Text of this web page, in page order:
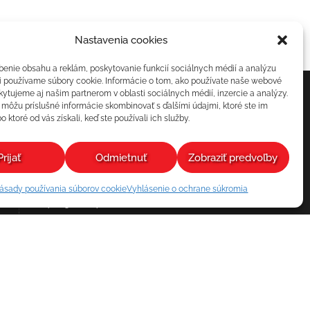
Nastavenia cookies
obsahu a reklám, poskytovanie funkcií sociálnych médií a analýzu
používame súbory cookie. Informácie o tom, ako používate naše webové
aj našim partnerom v oblasti sociálnych médií, inzercie a analýzy.
príslušné informácie skombinovať s ďalšími údajmi, ktoré ste im
ktoré od vás získali, keď ste používali ich služby.
Odmietnuť Zobraziť predvoľby
používania súborov cookieVyhlásenie o ochrane súkromia
František Hozza – PROMOTO
Poprad 05801
promoto@promoto.sk
+421 903 960 440